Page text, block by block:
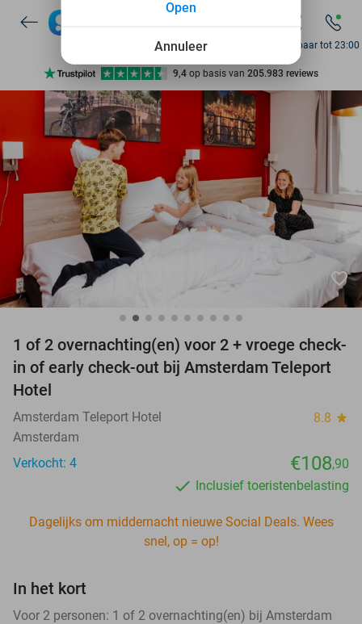
7 dagen per week beschikbaar
10+ miljoen leden
9,4 op basis van 205.983 reviews
Ontdek 15.000+ deals
7 dagen per week beschikbaar
10+ miljoen leden
Bereikbaar tot 23:00
favorite_border
1 of 2 overnachting(en) voor 2 + vroege check-
in of early check-out bij Amsterdam Teleport
Hotel
Amsterdam Teleport Hotel 8.8 star
Amsterdam
Verkocht: 4
€108,90
Inclusief toeristenbelasting
Dagelijks om middernacht nieuwe Social Deals. Wees
snel, op = op!
In het kort
Voor 2 personen: 1 of 2 overnachting(en) bij Amsterdam
Annuleer
Open